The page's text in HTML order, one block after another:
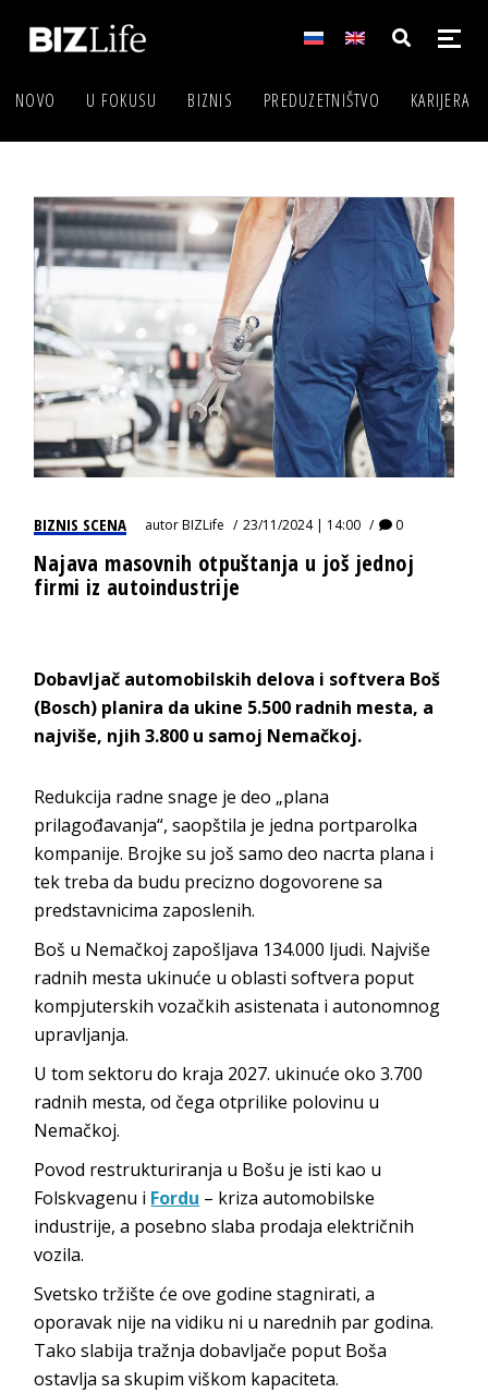
NOVO U FOKUSU BIZNIS PREDUZETNIŠTVO KARIJERA
BIZNIS SCENA autorBIZLife 23/11/2024 | 14:00 0
Najava masovnih otpuštanja u još jednoj
firmi iz autoindustrije
Dobavljač automobilskih delova i softvera Boš
(Bosch) planira da ukine 5.500 radnih mesta, a
najviše, njih 3.800 u samoj Nemačkoj.
Redukcija radne snage je deo „plana
prilagođavanja“, saopštila je jedna portparolka
kompanije. Brojke su još samo deo nacrta plana i
tek treba da budu precizno dogovorene sa
predstavnicima zaposlenih.
Boš u Nemačkoj zapošljava 134.000 ljudi. Najviše
radnih mesta ukinuće u oblasti softvera poput
kompjuterskih vozačkih asistenata i autonomnog
upravljanja.
U tom sektoru do kraja 2027. ukinuće oko 3.700
radnih mesta, od čega otprilike polovinu u
Nemačkoj.
Povod restrukturiranja u Bošu je isti kao u
Folskvagenu i Fordu – kriza automobilske
industrije, a posebno slaba prodaja električnih
vozila.
Svetsko tržište će ove godine stagnirati, a
oporavak nije na vidiku ni u narednih par godina.
Tako slabija tražnja dobavljače poput Boša
ostavlja sa skupim viškom kapaciteta.